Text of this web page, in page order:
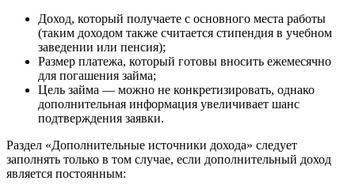
Доход, который получаете с основного места работы
(таким доходом также считается стипендия в учебном
заведении или пенсия);
Размер платежа, который готовы вносить ежемесячно
для погашения займа;
Цель займа — можно не конкретизировать, однако
дополнительная информация увеличивает шанс
подтверждения заявки.
Раздел «Дополнительные источники дохода» следует
заполнять только в том случае, если дополнительный доход
является постоянным: